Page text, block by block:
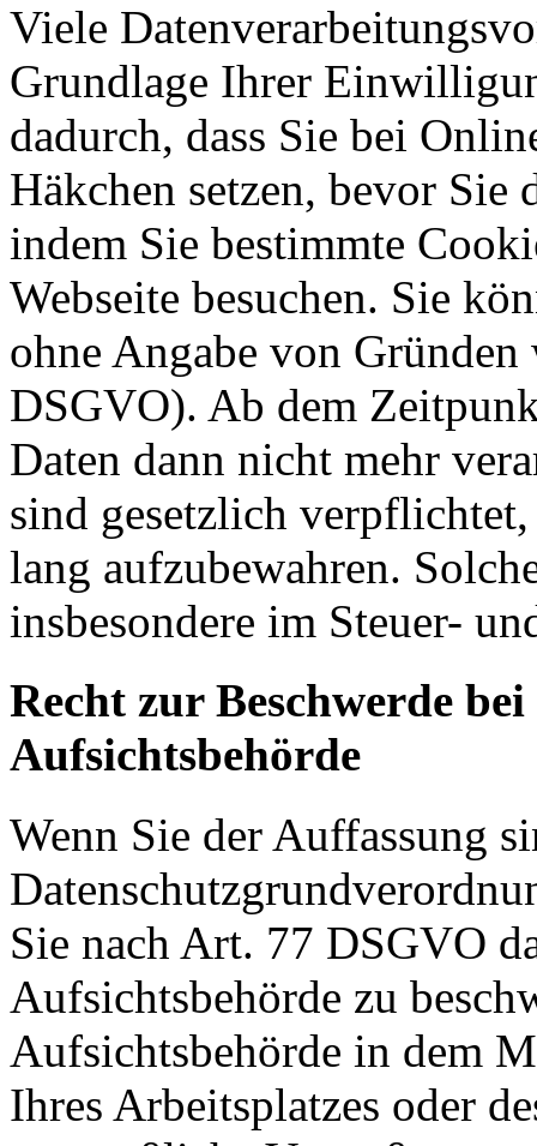
Viele
Grundlage Ihrer
dadurch, dass Sie bei
Häkchen setzen, bevor Sie
indem Sie bestimmte
Webseite besuchen. Sie
ohne Angabe von
DSGVO). Ab dem
Daten dann nicht mehr
sind gesetzlich
lang aufzubewahren.
insbesondere im Steuer-
Recht zur Beschwerde
Aufsichtsbehörde
Wenn Sie der Auffassung
Sie nach Art. 77 DSGVO
Aufsichtsbehörde zu
Aufsichtsbehörde in dem
Ihres Arbeitsplatzes oder